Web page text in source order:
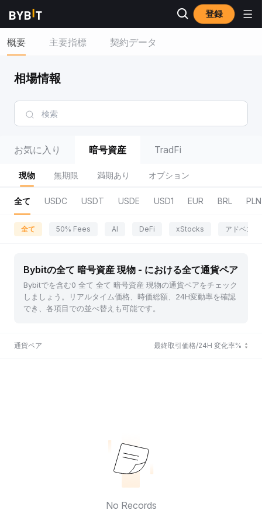
登録
概要 主要指標 契約データ
相場情報
お気に入り 暗号資産 TradFi
現物 無期限 満期あり オプション
全て USDC USDT USDE USD1 EUR BRL PLN
全て 50% Fees AI DeFi xStocks アドベン
Bybitの全て 暗号資産 現物 - における全て通貨ペア
Bybitでを含む0 全て 全て 暗号資産 現物の通貨ペアをチェック
しましょう。リアルタイム価格、時価総額、24H変動率を確認
でき、各項目での並べ替えも可能です。
通貨ペア 最終取引価格/24H 変化率%
No Records